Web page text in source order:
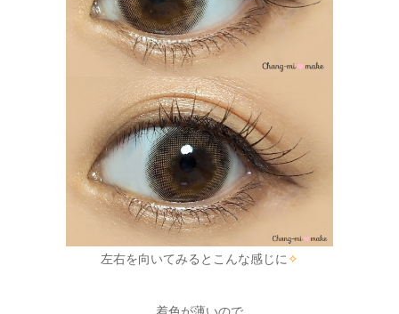
左右を向いてみるとこんな感じに✧
着色が薄いので